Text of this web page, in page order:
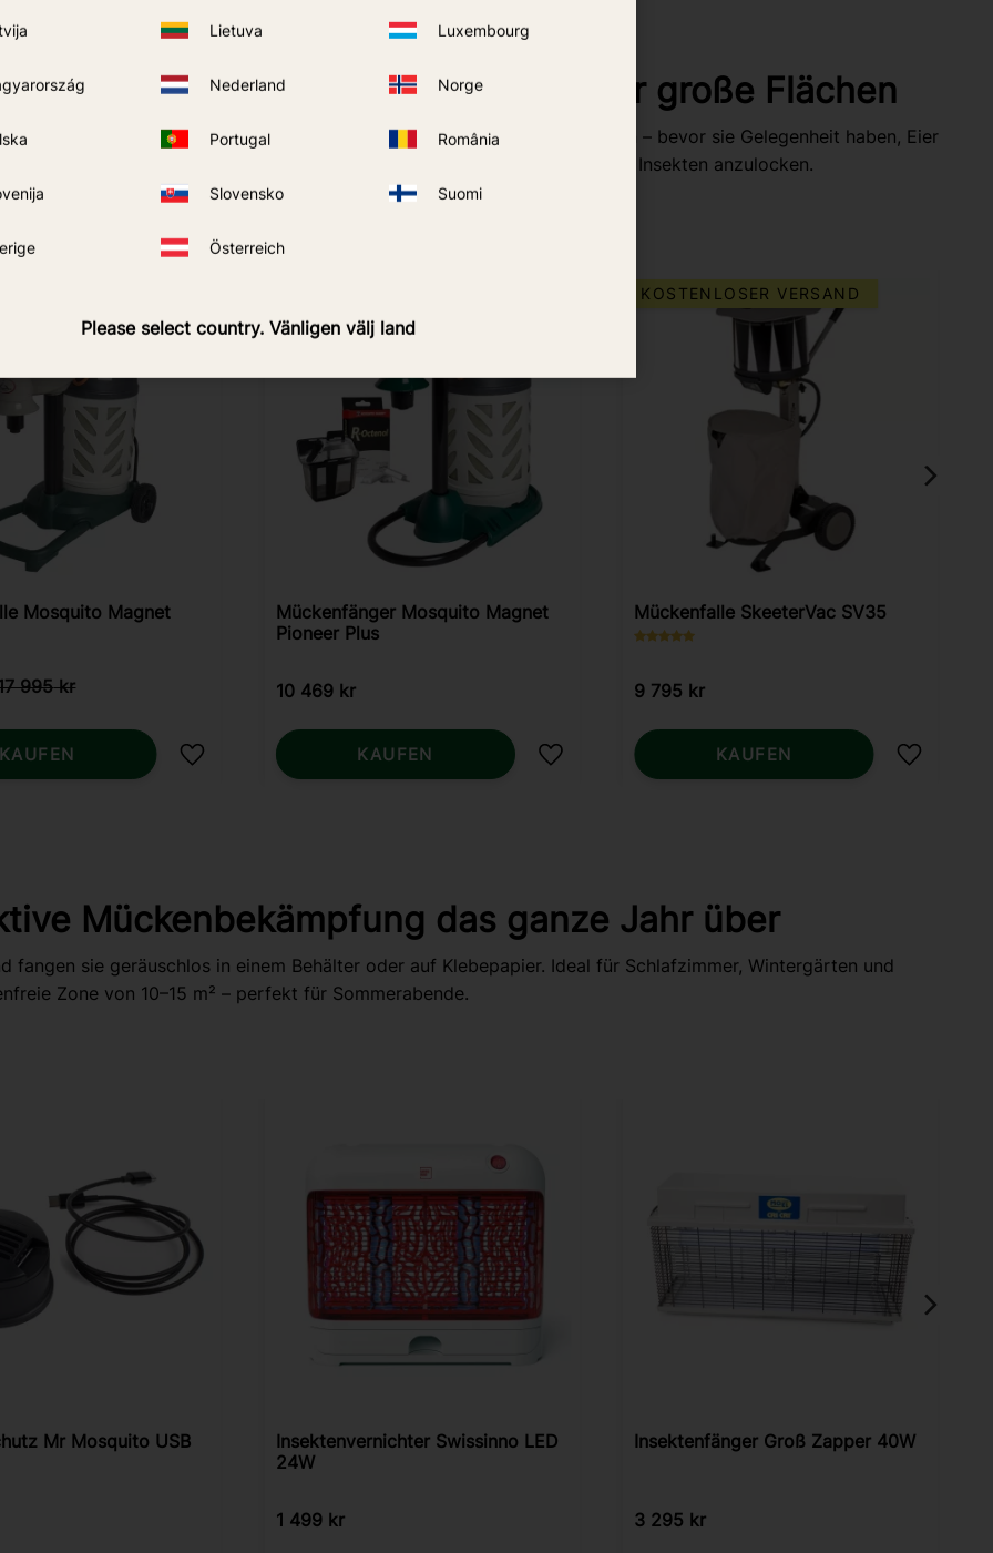
Lietuva Luxembourg
Nederland Norge
Portugal România
Slovensko Suomi
Österreich
Please select country. Vänligen välj land
– effektive Mückenbekämpfung für große Flächen
effektiv, indem sie diese anziehen, fangen und dauerhaft beseitigen – bevor sie Gelegenheit haben, Eier
sie Kohlendioxid, Wärme und den Lockstoff Octenol aussenden, um die Insekten anzulocken.
Mosquito Magnet
995kr
Zu Favoriten hinzufügen
KAUFEN
Mückenfänger Mosquito Magnet
Pioneer Plus
10 469kr
Zu Favoriten hinzufügen
KAUFEN
Mückenfalle SkeeterVac SV35
9 795 kr
KOSTENLOSER VERSAND
Zu
KAUFEN
Mückenbekämpfung das ganze Jahr über
fangen sie geräuschlos in einem Behälter oder auf Klebepapier. Ideal für Schlafzimmer, Wintergärten und
Zone von 10–15 m² – perfekt für Sommerabende.
Mr Mosquito USB
Insektenvernichter Swissinno LED
24W
1 499kr
Insektenfänger Groß Zapper 40W
3 295 kr